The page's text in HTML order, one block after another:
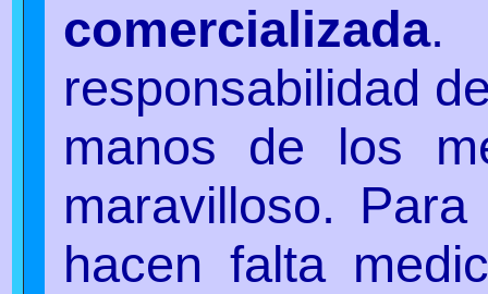
comercializada.
responsabilidad
manos de los
maravilloso.
hacen falta